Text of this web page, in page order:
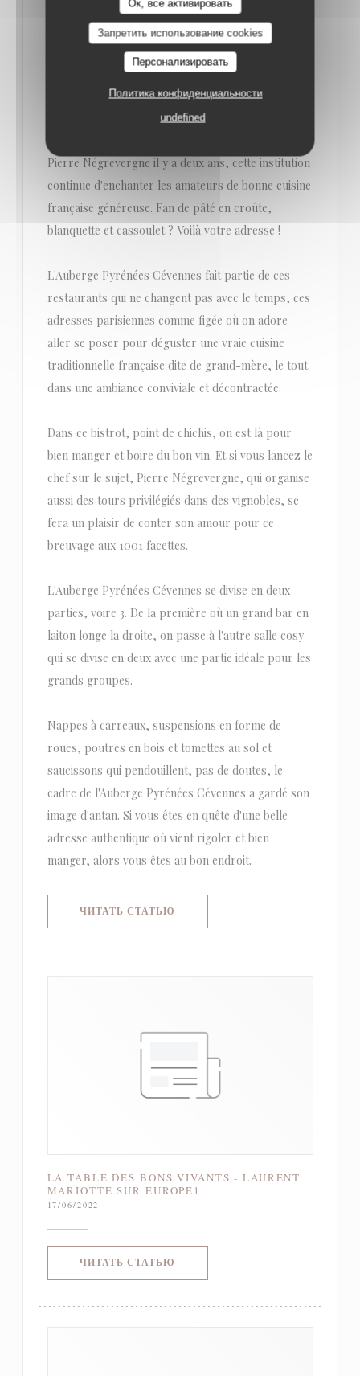
Ок, все активировать
Запретить использование cookies
Персонализировать
Политика конфиденциальности
undefined
L'AUBERGE PYRÉNNÉES CÉVENNES, LE BISTROT
PARISIEN AUTHENTIQUE ET GOURMAND
L'Auberge Pyrénnées Cévennes, c'est le vieux
bistrot Paris 11e, qui nous régale de sa cuisine
Pierre Négrevergne il y a deux ans, cette institution
continue d'enchanter les amateurs de bonne cuisine
française généreuse. Fan de pâté en croûte,
blanquette et cassoulet ? Voilà votre adresse !
L'Auberge Pyrénées Cévennes fait partie de ces
restaurants qui ne changent pas avec le temps, ces
adresses parisiennes comme figée où on adore
aller se poser pour déguster une vraie cuisine
traditionnelle française dite de grand-mère, le tout
dans une ambiance conviviale et décontractée.
Dans ce bistrot, point de chichis, on est là pour
bien manger et boire du bon vin. Et si vous lancez le
chef sur le sujet, Pierre Négrevergne, qui organise
aussi des tours privilégiés dans des vignobles, se
fera un plaisir de conter son amour pour ce
breuvage aux 1001 facettes.
L'Auberge Pyrénées Cévennes se divise en deux
parties, voire 3. De la première où un grand bar en
laiton longe la droite, on passe à l'autre salle cosy
qui se divise en deux avec une partie idéale pour les
grands groupes.
Nappes à carreaux, suspensions en forme de
roues, poutres en bois et tomettes au sol et
saucissons qui pendouillent, pas de doutes, le
cadre de l'Auberge Pyrénées Cévennes a gardé son
image d'antan. Si vous êtes en quête d'une belle
adresse authentique où vient rigoler et bien
manger, alors vous êtes au bon endroit.
ЧИТАТЬ СТАТЬЮ
LA TABLE DES BONS VIVANTS - LAURENT
MARIOTTE SUR EUROPE1
17/06/2022
ЧИТАТЬ СТАТЬЮ